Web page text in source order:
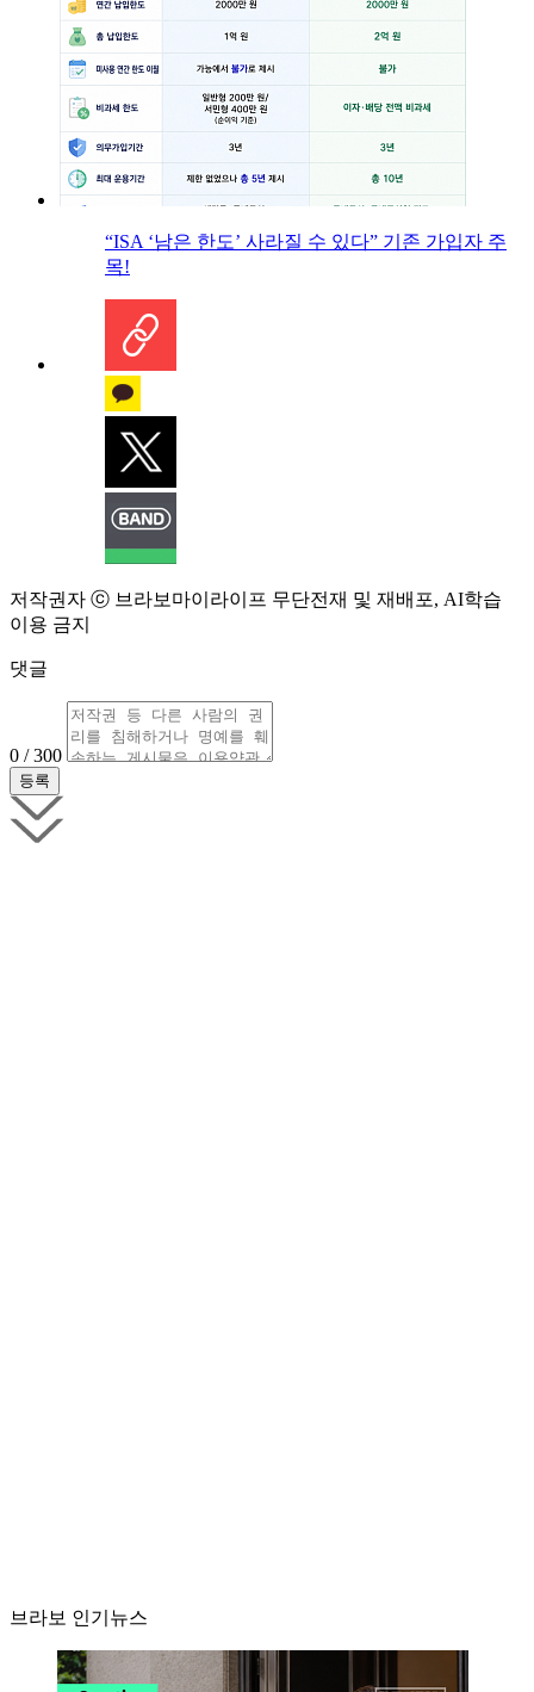
“ISA ‘남은 한도’ 사라질 수 있다” 기존 가입자 주
목!
저작권자 ⓒ 브라보마이라이프 무단전재 및 재배포, AI학습
이용 금지
댓글
0 / 300
브라보 인기뉴스